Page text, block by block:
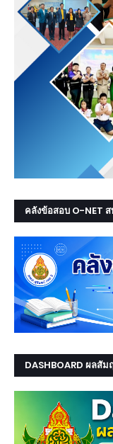
คลังข้อสอบ O-NET
DASHBOARD ผลสัม